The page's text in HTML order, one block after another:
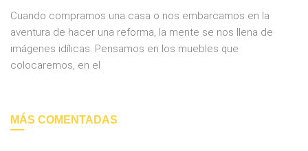
Cuando compramos una casa o nos embarcamos en la
aventura de hacer una reforma, la mente se nos llena de
imágenes idílicas. Pensamos en los muebles que
colocaremos, en el
MÁS COMENTADAS